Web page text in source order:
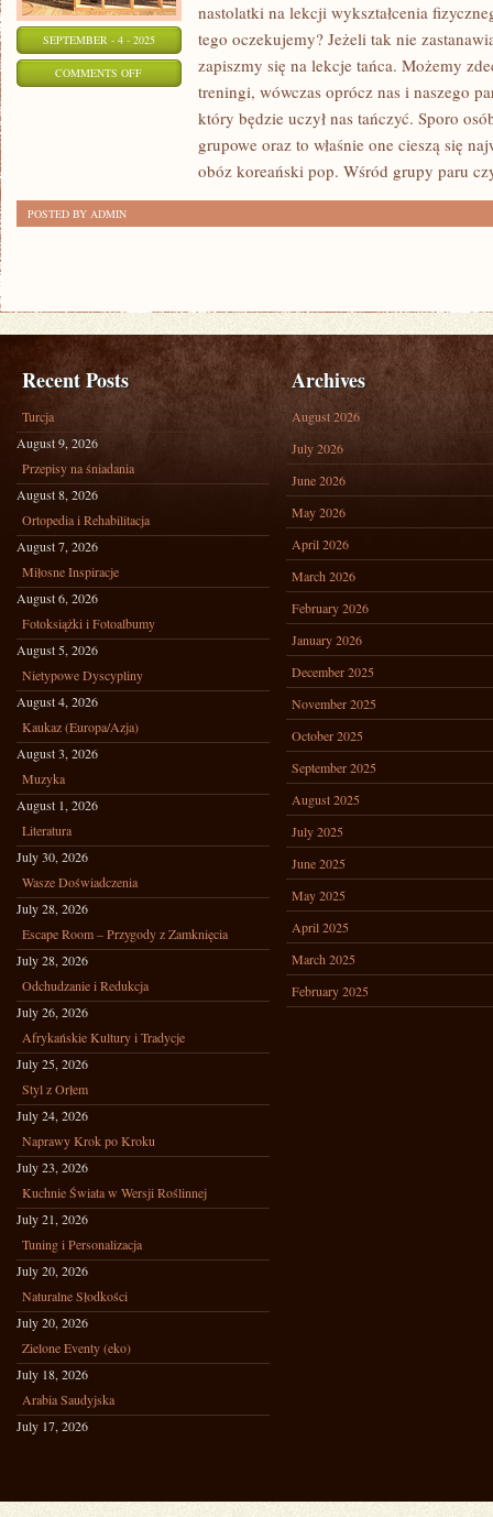
SEPTEMBER - 4 - 2025
COMMENTS OFFON
WSPÓŁCZEŚNIE
WYPOCZYWAĆ
nastolatki na lekcji wykształcenia
tego oczekujemy? Jeżeli tak nie
zapiszmy się na lekcje tańca. Możemy
treningi, wówczas oprócz nas i naszego
który będzie uczył nas tańczyć. Sporo
grupowe oraz to właśnie one cieszą się
obóz koreański pop. Wśród grupy paru
POSTED BY ADMIN
Recent Posts
Turcja
August 9, 2026
Przepisy na śniadania
August 8, 2026
Ortopedia i Rehabilitacja
August 7, 2026
Miłosne Inspiracje
August 6, 2026
Fotoksiążki i Fotoalbumy
August 5, 2026
Nietypowe Dyscypliny
August 4, 2026
Kaukaz (Europa/Azja)
August 3, 2026
Muzyka
August 1, 2026
Literatura
July 30, 2026
Wasze Doświadczenia
July 28, 2026
Escape Room – Przygody z Zamknięcia
July 28, 2026
Odchudzanie i Redukcja
July 26, 2026
Afrykańskie Kultury i Tradycje
July 25, 2026
Styl z Orłem
July 24, 2026
Naprawy Krok po Kroku
July 23, 2026
Kuchnie Świata w Wersji Roślinnej
July 21, 2026
Tuning i Personalizacja
July 20, 2026
Naturalne Słodkości
July 20, 2026
Zielone Eventy (eko)
July 18, 2026
Arabia Saudyjska
July 17, 2026
Archives
August 2026
July 2026
June 2026
May 2026
April 2026
March 2026
February 2026
January 2026
December 2025
November 2025
October 2025
September 2025
August 2025
July 2025
June 2025
May 2025
April 2025
March 2025
February 2025